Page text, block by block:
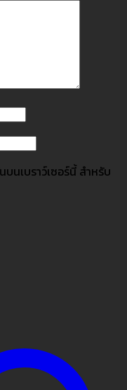
นเบราว์เซอร์นี้ สำหรับ